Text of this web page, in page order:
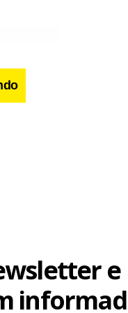
tráfico de influência
e